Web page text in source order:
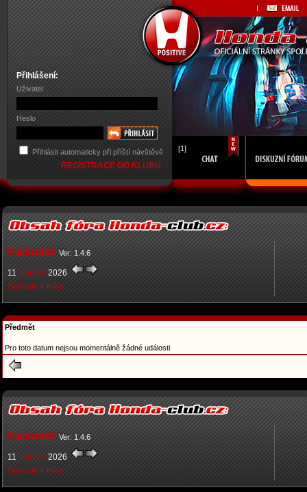
Přihlášení:
Uživatel
Heslo
Přihlásit automaticky při příští návštěvě
REGISTRACE DO KLUBU
[1]
Kalendář Ver: 1.4.6
11 červen 2026
Seznam k tisku
Předmět
Pro toto datum nejsou momentálně žádné události
Kalendář Ver: 1.4.6
11 červen 2026
Seznam k tisku